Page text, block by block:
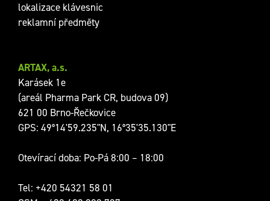
ARTAX, a.s.
Karásek 1e
(areál Pharma Park CR, budova 09)
621 00 Brno-Řečkovice
GPS: 49°14'59.235"N, 16°35'35.130"E
Otevírací doba: Po-Pá 8:00 – 18:00
Tel: +420 54321 58 01
lokalizace klávesnic
reklamní předměty